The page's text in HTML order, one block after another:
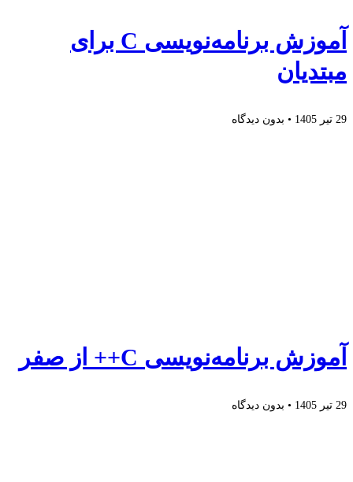
آموزش برنامه‌نویسی C برای
مبتدیان
29 تیر 1405 بدون دیدگاه
آموزش برنامه‌نویسی C++ از صفر
29 تیر 1405 بدون دیدگاه